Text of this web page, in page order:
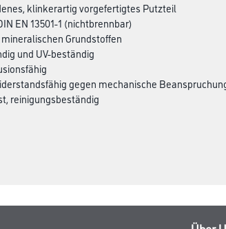
klinkerartig vorgefertigtes Putzteil
EN 13501-1 (nichtbrennbar)
Grundstoffen
und UV-beständig
gegen mechanische
reinigungsbeständig